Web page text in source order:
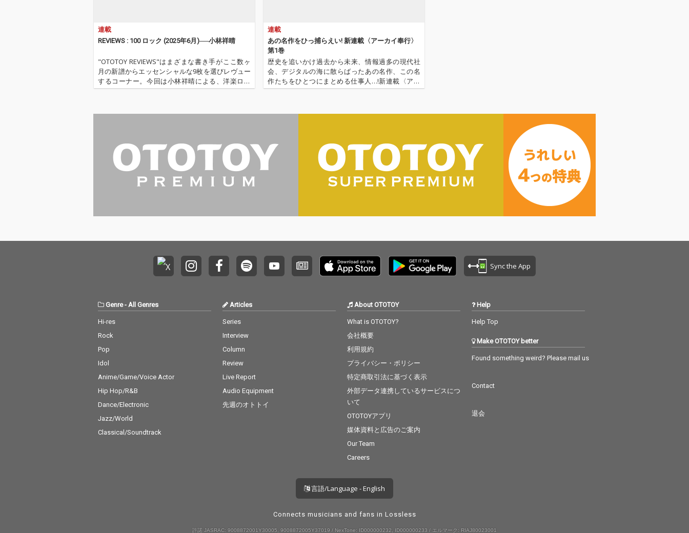
連載
REVIEWS : 100 ロック (2025年6月)──小林祥晴
"OTOTOY REVIEWS"はまざまな書き手がここ数ヶ
月の新譜からエッセンシャルな9枚を選びレヴュー
するコーナー。今回は小林祥晴による、洋楽ロッ
クを中心とした9枚。 ''OTOTOY REVIEWS 100''
連載
あの名作をひっ捕らえい! 新連載〈アーカイ奉行〉
第1巻
歴史を追いかけ過去から未来、情報過多の現代社
会、デジタルの海に散らばったあの名作、この名
作たちをひとつにまとめる仕事人…!新連載〈アー
カイ奉行〉の幕が開く…! '''〈アーカイ奉行〉と
Sync the App
Genre- All Genres
Hi-res
Rock
Pop
Idol
Anime/Game/Voice Actor
Hip Hop/R&B
Dance/Electronic
Jazz/World
Classical/Soundtrack
Articles
Series
Interview
Column
Review
Live Report
Audio Equipment
先週のオトトイ
About OTOTOY
What is OTOTOY?
会社概要
利用規約
プライバシー・ポリシー
特定商取引法に基づく表示
外部データ連携しているサービスにつ
いて
OTOTOYアプリ
媒体資料と広告のご案内
Our Team
Careers
Help
Help Top
Make OTOTOY better
Found something weird? Please mail us
Contact
退会
言語/Language - English
Connects musicians and fans in Lossless
許諾 JASRAC: 9008872001Y30005, 9008872005Y37019 / NexTone: ID000000232, ID000000233 / エルマーク: RIAJ80023001